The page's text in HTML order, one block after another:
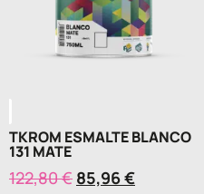
TKROM ESMALTE BLANCO
131 MATE
122,80€ 85,96€